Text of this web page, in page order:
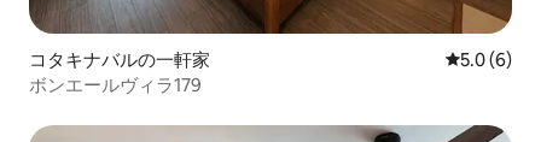
コタキナバルの一軒家 レビュー6
5.0 (6)
ボンエールヴィラ179